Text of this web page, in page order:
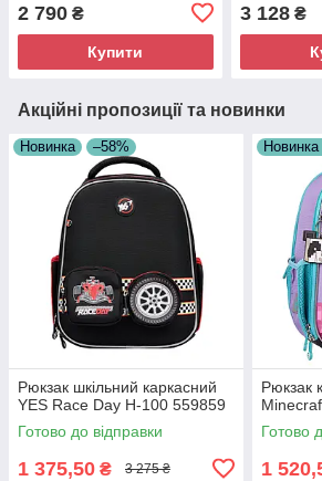
2 790 ₴
Купити
3 128₴
Акційні пропозиції та новинки
Новинка –58%
Рюкзак шкільний каркасний
YES Race Day H-100 559859
Готово до відправки
1 375,50 ₴ 3 275 ₴
Рюкзак
Готово
1